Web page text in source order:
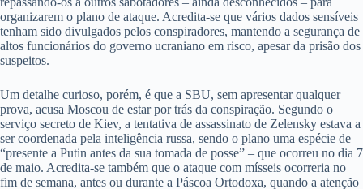
organizarem o plano de ataque. Acredita-se que vários dados sensíveis
tenham sido divulgados pelos conspiradores, mantendo a segurança de
altos funcionários do governo ucraniano em risco, apesar da prisão dos
suspeitos.
Um detalhe curioso, porém, é que a SBU, sem apresentar qualquer
prova, acusa Moscou de estar por trás da conspiração. Segundo o
serviço secreto de Kiev, a tentativa de assassinato de Zelensky estava a
ser coordenada pela inteligência russa, sendo o plano uma espécie de
“presente a Putin antes da sua tomada de posse” – que ocorreu no dia 7
de maio. Acredita-se também que o ataque com mísseis ocorreria no
fim de semana, antes ou durante a Páscoa Ortodoxa, quando a atenção